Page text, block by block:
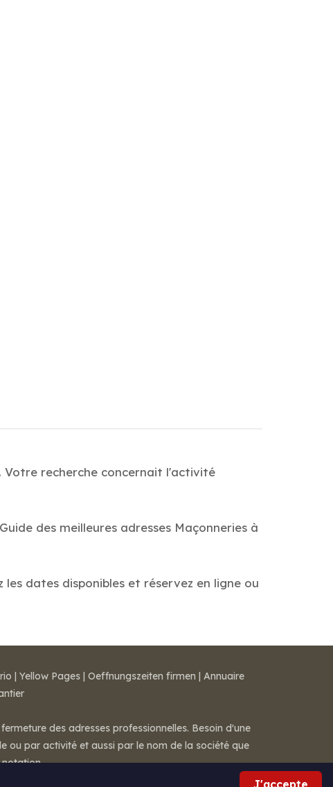
Votre recherche concernait l'activité
des meilleures adresses Maçonneries à
dates disponibles et réservez en ligne ou
J'accepte
| Yellow Pages | Oeffnungszeiten firmen | Annuaire
des adresses professionnelles. Besoin d'une
ou par activité et aussi par le nom de la société que